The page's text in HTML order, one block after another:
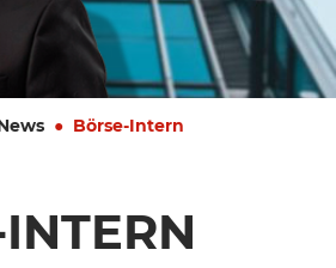
Börse-Intern